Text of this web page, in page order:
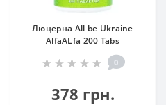
Люцерна All be Ukraine
AlfaALfa 200 Tabs
0
378 грн.